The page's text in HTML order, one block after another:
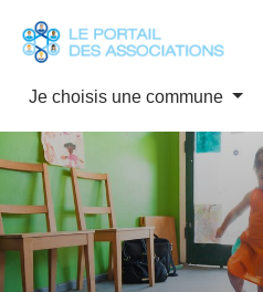
Je choisis une commune